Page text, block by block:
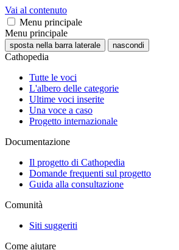
Vai al contenuto
Menu principale
Menu principale
sposta nella barra laterale nascondi
Cathopedia
Tutte le voci
L'albero delle categorie
Ultime voci inserite
Una voce a caso
Progetto internazionale
Documentazione
Il progetto di Cathopedia
Domande frequenti sul progetto
Guida alla consultazione
Comunità
Siti suggeriti
Come aiutare